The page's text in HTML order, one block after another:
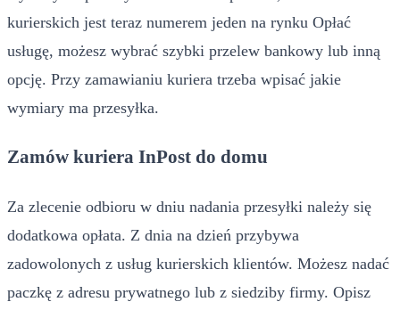
kurierskich jest teraz numerem jeden na rynku Opłać
usługę, możesz wybrać szybki przelew bankowy lub inną
opcję. Przy zamawianiu kuriera trzeba wpisać jakie
wymiary ma przesyłka.
Zamów kuriera InPost do domu
Za zlecenie odbioru w dniu nadania przesyłki należy się
dodatkowa opłata. Z dnia na dzień przybywa
zadowolonych z usług kurierskich klientów. Możesz nadać
paczkę z adresu prywatnego lub z siedziby firmy. Opisz